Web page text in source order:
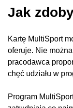
Jak
Kartę MultiSport
oferuje. Nie
pracodawca
chęć udziału w
Program